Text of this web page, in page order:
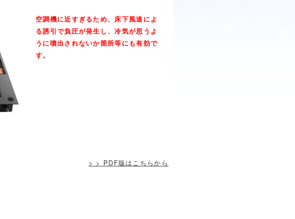
空調機に近すぎるため、床下風速によ
る誘引で負圧が発生し、冷気が思うよ
うに噴出されないか箇所等にも有効で
す。
> > PDF版はこちらから